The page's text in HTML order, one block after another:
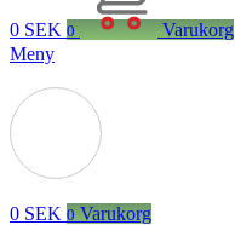
0 SEK 0
Varukorg
Meny
0 SEK 0 Varukorg